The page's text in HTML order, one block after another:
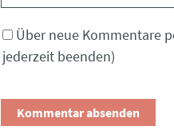
Über neue Kommentare
jederzeit beenden)